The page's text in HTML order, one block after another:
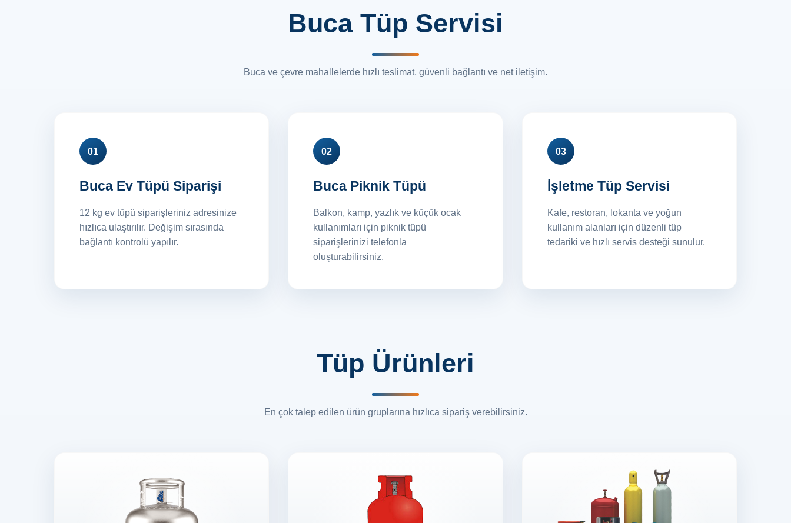
Buca Tüp Servisi
Buca ve çevre mahallelerde hızlı teslimat, güvenli bağlantı ve net iletişim.
01
Buca Ev Tüpü Siparişi
12 kg ev tüpü siparişleriniz adresinize
hızlıca ulaştırılır. Değişim sırasında
bağlantı kontrolü yapılır.
02
Buca Piknik Tüpü
Balkon, kamp, yazlık ve küçük ocak
kullanımları için piknik tüpü
siparişlerinizi telefonla
oluşturabilirsiniz.
03
İşletme Tüp Servisi
Kafe, restoran, lokanta ve yoğun
kullanım alanları için düzenli tüp
tedariki ve hızlı servis desteği sunulur.
Tüp Ürünleri
En çok talep edilen ürün gruplarına hızlıca sipariş verebilirsiniz.